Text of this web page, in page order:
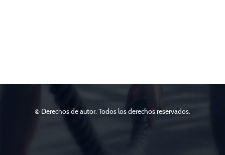
© Derechos de autor. Todos los derechos reservados.